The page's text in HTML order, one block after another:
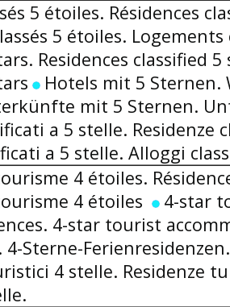
5 étoiles. Résidences
5 étoiles. Logements
Residences classified
Hotels mit 5 Sternen.
mit 5 Sternen.
a 5 stelle. Residenze
a 5 stelle. Alloggi
4 étoiles.
4 étoiles
4-star
4-star tourist
4-Sterne-
4 stelle. Residenze